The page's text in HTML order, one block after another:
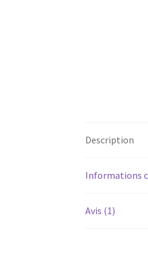
Description
Informations
Avis (1)